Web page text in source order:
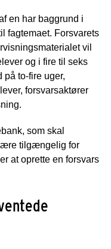
en har baggrund i
fagtemaet. Forsvarets
vil
og i fire til seks
på to-fire uger,
forsvarsaktører
som skal
tilgængelig for
at oprette en forsvars